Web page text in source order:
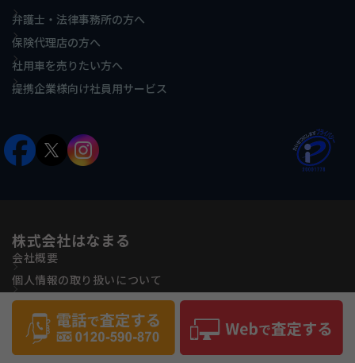
弁護士・法律事務所の方へ
保険代理店の方へ
社用車を売りたい方へ
提携企業様向け社員用サービス
株式会社はなまる
会社概要
個人情報の取り扱いについて
古物営業法に基づく表記
反社会的勢力に対する基本方針
サイトマップ